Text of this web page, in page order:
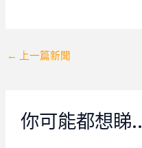
Post
← 上一篇新聞
你可能都想睇